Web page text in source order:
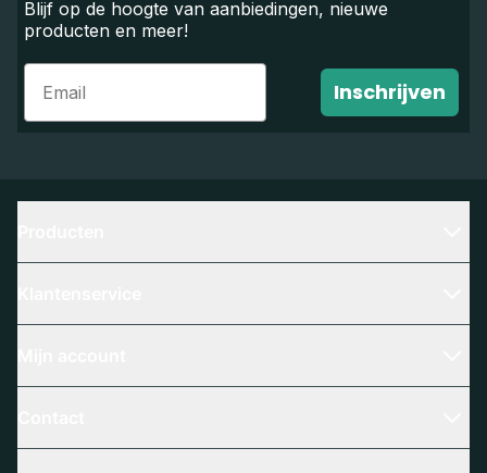
Blijf op de hoogte van aanbiedingen, nieuwe
producten en meer!
Email
Inschrijven